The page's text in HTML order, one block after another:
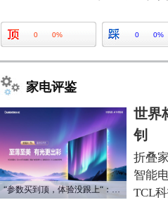
0 0% 0 0%
家电评鉴
“参数买到顶，体验没跟上“：长虹追光Q70S给高端电视打了个样
世界
钊
折叠
智能
TCL